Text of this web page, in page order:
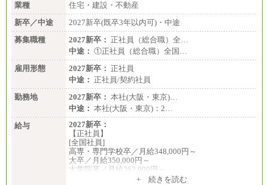
業種
住宅・建設・不動産
新卒／中途
2027新卒(既卒3年以内可)・中途
募集職種
2027新卒： 正社員（総合職）全…
中途： ①正社員（総合職）全国…
雇用形態
2027新卒： 正社員
中途： 正社員/契約社員
勤務地
2027新卒： 本社(大阪・東京)…
中途： 本社(大阪・東京)：2…
給与
2027新卒：
【正社員】
[全国社員]
高専・専門学校卒／月給348,000円～
大卒／月給350,000円～
大学院卒／月給362,000円～
[地域社員]月給295,000円～+ 続きを読む